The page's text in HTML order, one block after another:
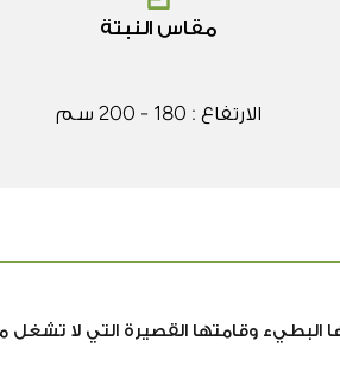
مقاس النبتة
الارتفاع : 180 - 200 سم
البطيء وقامتها القصيرة التي لا